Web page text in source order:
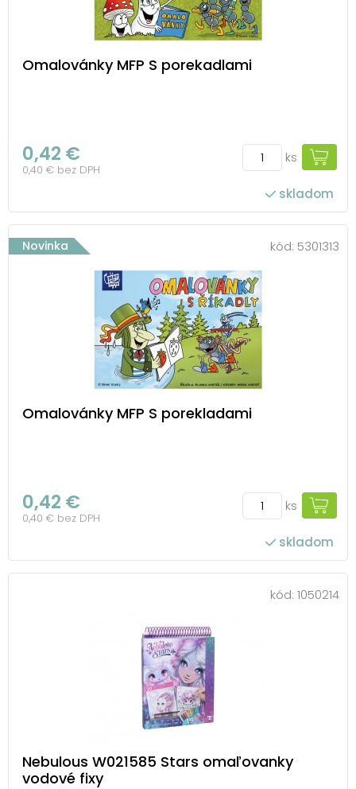
Omalovánky MFP S porekadlami
0,42 €
0,40 € bez DPH
ks
skladom
Novinka kód: 5301313
Omalovánky MFP S porekladami
0,42 €
0,40 € bez DPH
ks
skladom
kód: 1050214
Nebulous W021585 Stars omaľovanky
vodové fixy